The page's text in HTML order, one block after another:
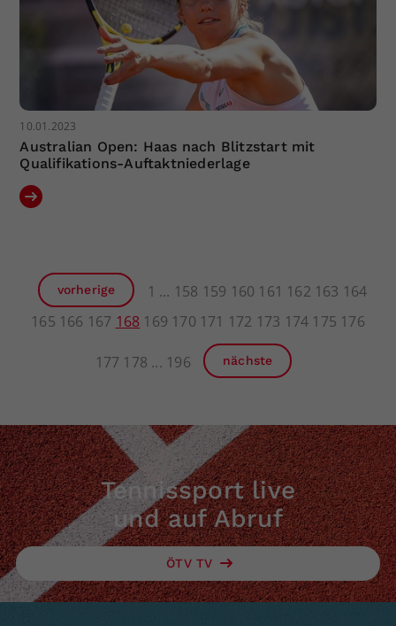
10.01.2023
Australian Open: Haas nach Blitzstart mit
Qualifikations-Auftaktniederlage
vorherige 1 158 159 160 161 162 163 164
165 166 167 168 169 170 171 172 173 174 175 176
177 178 196 nächste
Tennissport live
und auf Abruf
ÖTV TV